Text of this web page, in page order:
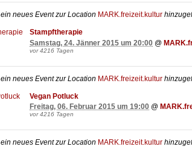
neues Event zur Location MARK.freizeit.kultur
Stampftherapie
Samstag, 24. Jänner 2015 um 20:00 @
vor 4216 Tagen
neues Event zur Location MARK.freizeit.kultur
Vegan Potluck
Freitag, 06. Februar 2015 um 19:00 @
vor 4216 Tagen
neues Event zur Location MARK.freizeit.kultur